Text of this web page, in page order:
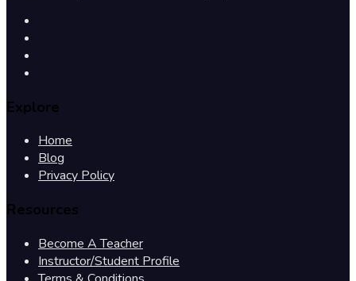
Explore
Home
Blog
Privacy Policy
Resources
Become A Teacher
Instructor/Student Profile